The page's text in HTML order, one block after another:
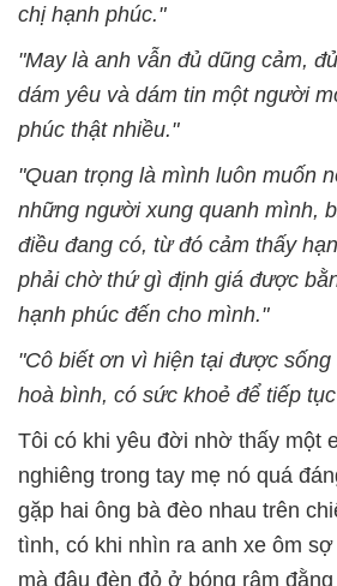
chị hạnh phúc."
"May là anh vẫn đủ dũng cảm,
dám yêu và dám tin một người
phúc thật nhiều."
"Quan trọng là mình luôn muốn
những người xung quanh mình,
điều đang có, từ đó cảm thấy
phải chờ thứ gì định giá được
hạnh phúc đến cho mình."
"Cô biết ơn vì hiện tại được
hoà bình, có sức khoẻ để tiếp
Tôi có khi yêu đời nhờ thấy một
nghiêng trong tay mẹ nó quá
gặp hai ông bà đèo nhau trên
tình, có khi nhìn ra anh xe ôm
mà đậu đèn đỏ ở bóng râm